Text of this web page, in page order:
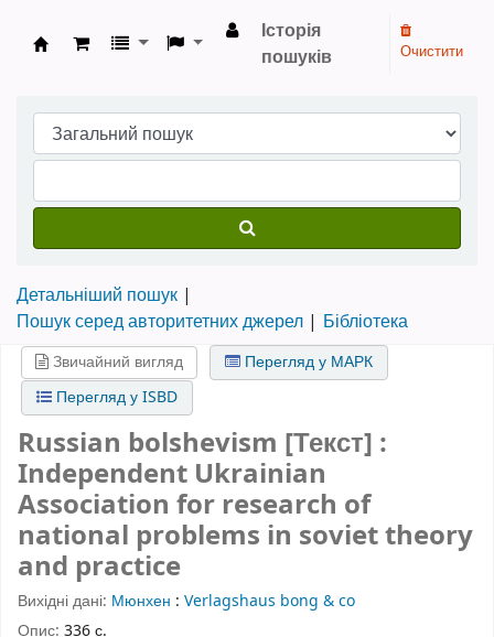
Бібліотека НТШ › Електронний каталог
Історія
пошуків
Очистити
Детальніший пошук
Пошук серед авторитетних джерел
Бібліотека
Звичайний вигляд
Перегляд у МАРК
Перегляд у ISBD
Russian bolshevism [Текст] :
Independent Ukrainian
Association for research of
national problems in soviet theory
and practice
Вихідні дані: Мюнхен : Verlagshaus bong & co
Опис: 336 с.